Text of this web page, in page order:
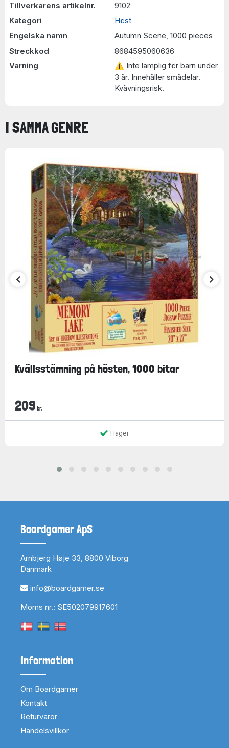
Tillverkarens artikelnr.
9102
Kategori
Höst
Engelska namn
Autumn Scene, 1000 pieces
Streckkod
8684595060636
Varning
⚠ Inte lämplig för barn under
3 år. Innehåller smådelar.
Kvävningsrisk.
I SAMMA GENRE
Kvällsstämning på hösten, 1000 bitar
209 kr.
I lager
Boardgamer ApS
Arnbjerg Høje 33, 8800 Viborg
Danmark
info@boardgamer.se
Moms nr.: SE502079917601
Information
Om Boardgamer
Kontakt
Returvaror
Handelsvillkor